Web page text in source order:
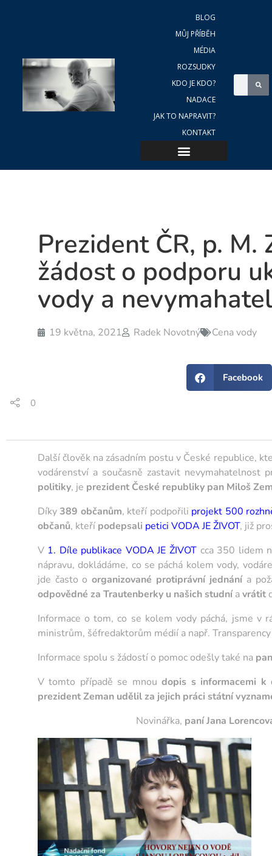
BLOG
MŮJ PŘÍBĚH
MÉDIA
ROZSUDKY
KDO JE KDO?
NADACE
JAK TO NAPRAVIT?
KONTAKT
Prezident ČR, p. M.
žádost o podporu
vody a
19 května, 2021 Radek Novotný Cena vody
Facebook
0
Další člověk na zásadním postu v České republice,
vodárenství a současně zastavit nevymahatelnost
politiky, je prezident České republiky pan Miloš
Díky389 občanům, kteří podpořili projekt 500
občanů, kteří podepsali petici VODA JE ŽIVOT, již
V 1. Díle publikace VODA JE ŽIVOT cca 350 lidem
nápravu, dokládáme, co se páchá kolem vody,
jde často oorganizované protiprávní jednánía
odpovědné za Trautenberky u našich studníavrátit
Informace o tom, co se kolem vody páchá, jsme v
ministrům, šéfredaktorům médií a např.
Informace spolu s žádostí o pomoc odešly také na
V tomto případě se mnou dopis s informacemi k
prezident Zeman udělil za jejich práci státní
Novinářka, paní Jana